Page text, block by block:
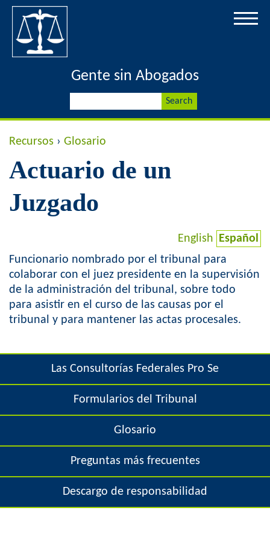
Gente sin Abogados
e
a
r
c
f
o
r
e
a
r
c
Y
o
u
r
e
h
e
r
e
Recursos › Glosario
Actuario de un
Juzgado
English Español
Funcionario nombrado por el tribunal para
colaborar con el juez presidente en la supervisión
de la administración del tribunal, sobre todo
para asistir en el curso de las causas por el
tribunal y para mantener las actas procesales.
Las Consultorías Federales Pro Se
Formularios del Tribunal
Glosario
Preguntas más frecuentes
Descargo de responsabilidad